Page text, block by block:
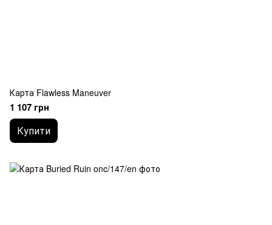
Карта Flawless Maneuver
1 107 грн
Купити